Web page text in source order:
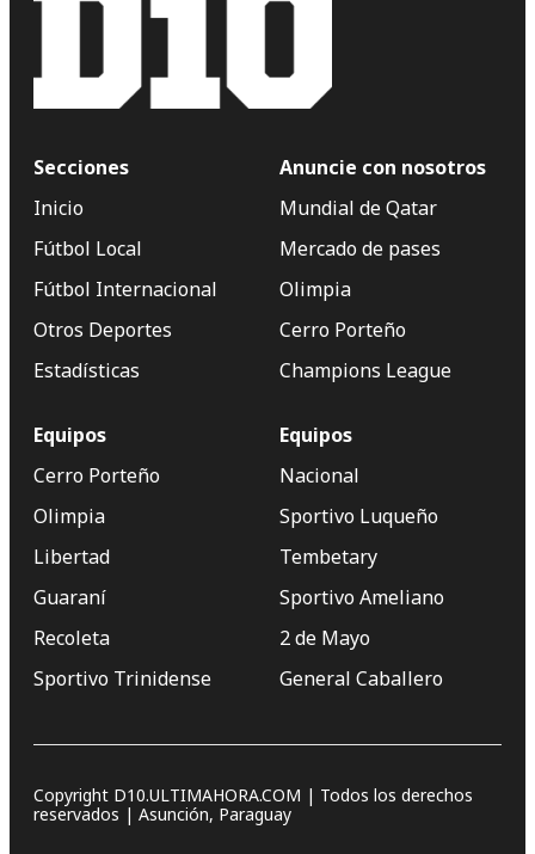
Secciones
Inicio
Fútbol Local
Fútbol Internacional
Otros Deportes
Estadísticas
Anuncie con nosotros
Mundial de Qatar
Mercado de pases
Olimpia
Cerro Porteño
Champions League
Equipos
Cerro Porteño
Olimpia
Libertad
Guaraní
Recoleta
Sportivo Trinidense
Equipos
Nacional
Sportivo Luqueño
Tembetary
Sportivo Ameliano
2 de Mayo
General Caballero
Copyright D10.ULTIMAHORA.COM | Todos los derechos
reservados | Asunción, Paraguay